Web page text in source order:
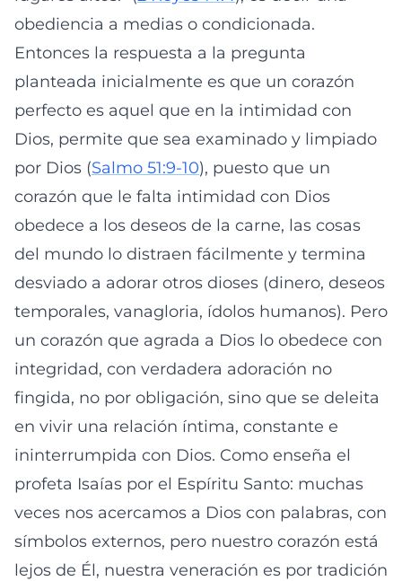
obediencia a medias o condicionada.
Entonces la respuesta a la pregunta
planteada inicialmente es que un corazón
perfecto es aquel que en la intimidad con
Dios, permite que sea examinado y limpiado
por Dios (Salmo 51:9-10), puesto que un
corazón que le falta intimidad con Dios
obedece a los deseos de la carne, las cosas
del mundo lo distraen fácilmente y termina
desviado a adorar otros dioses (dinero, deseos
temporales, vanagloria, ídolos humanos). Pero
un corazón que agrada a Dios lo obedece con
integridad, con verdadera adoración no
fingida, no por obligación, sino que se deleita
en vivir una relación íntima, constante e
ininterrumpida con Dios. Como enseña el
profeta Isaías por el Espíritu Santo: muchas
veces nos acercamos a Dios con palabras, con
símbolos externos, pero nuestro corazón está
lejos de Él, nuestra veneración es por tradición